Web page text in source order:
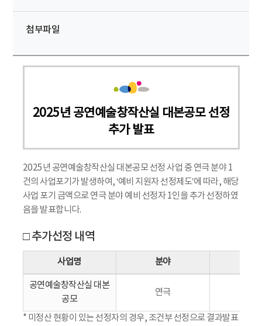
첨부파일
2025년 공연예술창작산실 대본공모 선정
추가 발표
2025년 공연예술창작산실 대본공모 선정 사업 중 연극 분야 1
건의 사업포기가 발생하여, ‘예비 지원자 선정제도’에 따라, 해당
사업 포기 금액으로 연극 분야 예비 선정자 1인을 추가 선정하였
음을 발표합니다.
□ 추가선정 내역
사업명 분야
공연예술창작산실 대본
공모
연극
* 미정산 현황이 있는 선정자의 경우, 조건부 선정으로 결과발표